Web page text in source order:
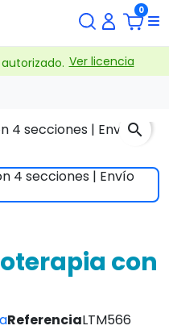
0
Ver licencia
search
con
ReferenciaLTM566